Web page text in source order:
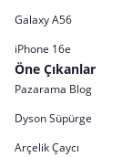
Galaxy A56
iPhone 16e
Öne Çıkanlar
Pazarama Blog
Dyson Süpürge
Arçelik Çaycı